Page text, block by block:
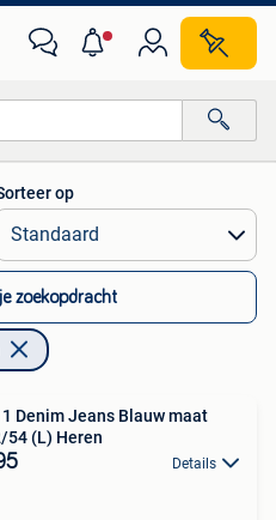
op
zoekopdracht
Denim Jeans Blauw maat
54 (L) Heren
Details